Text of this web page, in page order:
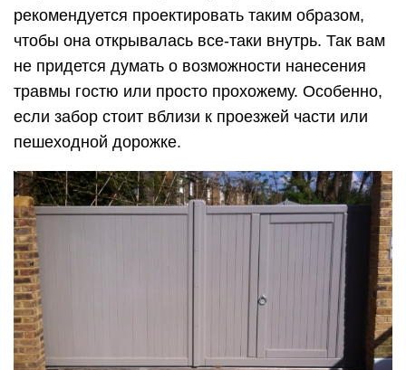
рекомендуется проектировать таким образом,
чтобы она открывалась все-таки внутрь. Так вам
не придется думать о возможности нанесения
травмы гостю или просто прохожему. Особенно,
если забор стоит вблизи к проезжей части или
пешеходной дорожке.